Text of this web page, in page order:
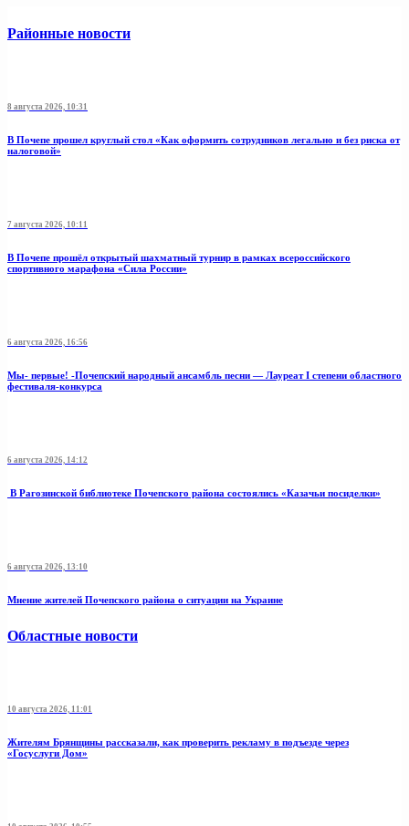
Районные новости
8 августа 2026, 10:31
В Почепе прошел круглый стол «Как оформить сотрудников легально и без риска от
налоговой»
7 августа 2026, 10:11
В Почепе прошёл открытый шахматный турнир в рамках всероссийского
спортивного марафона «Сила России»
6 августа 2026, 16:56
Мы- первые! -Почепский народный ансамбль песни — Лауреат I степени областного
фестиваля-конкурса
6 августа 2026, 14:12
В Рагозинской библиотеке Почепского района состоялись «Казачьи посиделки»
6 августа 2026, 13:10
Мнение жителей Почепского района о ситуации на Украине
Областные новости
10 августа 2026, 11:01
Жителям Брянщины рассказали, как проверить рекламу в подъезде через
«Госуслуги Дом»